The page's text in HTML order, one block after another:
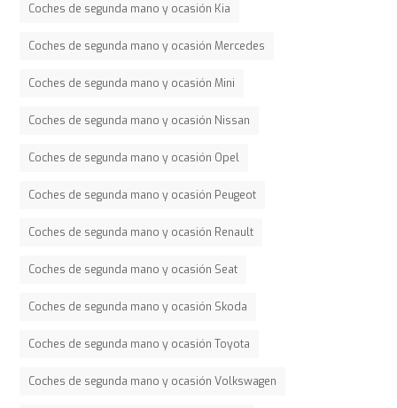
Coches de segunda mano y ocasión Kia
Coches de segunda mano y ocasión Mercedes
Coches de segunda mano y ocasión Mini
Coches de segunda mano y ocasión Nissan
Coches de segunda mano y ocasión Opel
Coches de segunda mano y ocasión Peugeot
Coches de segunda mano y ocasión Renault
Coches de segunda mano y ocasión Seat
Coches de segunda mano y ocasión Skoda
Coches de segunda mano y ocasión Toyota
Coches de segunda mano y ocasión Volkswagen